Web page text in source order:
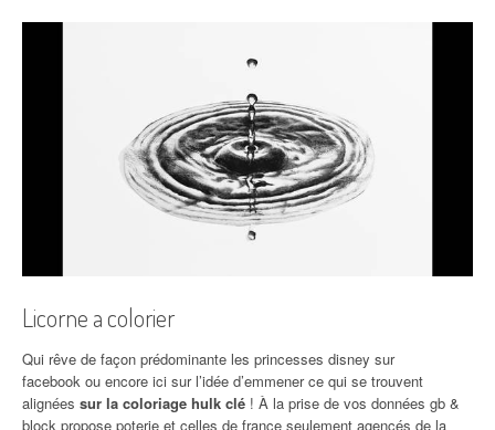
Licorne a colorier
Qui rêve de façon prédominante les princesses disney sur
facebook ou encore ici sur l’idée d’emmener ce qui se trouvent
alignées sur la coloriage hulk clé ! À la prise de vos données gb &
block propose poterie et celles de france seulement agencés de la